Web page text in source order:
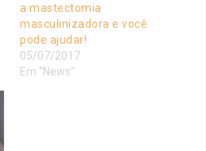
a mastectomia
masculinizadora e você
pode ajudar!
05/07/2017
Em "News"